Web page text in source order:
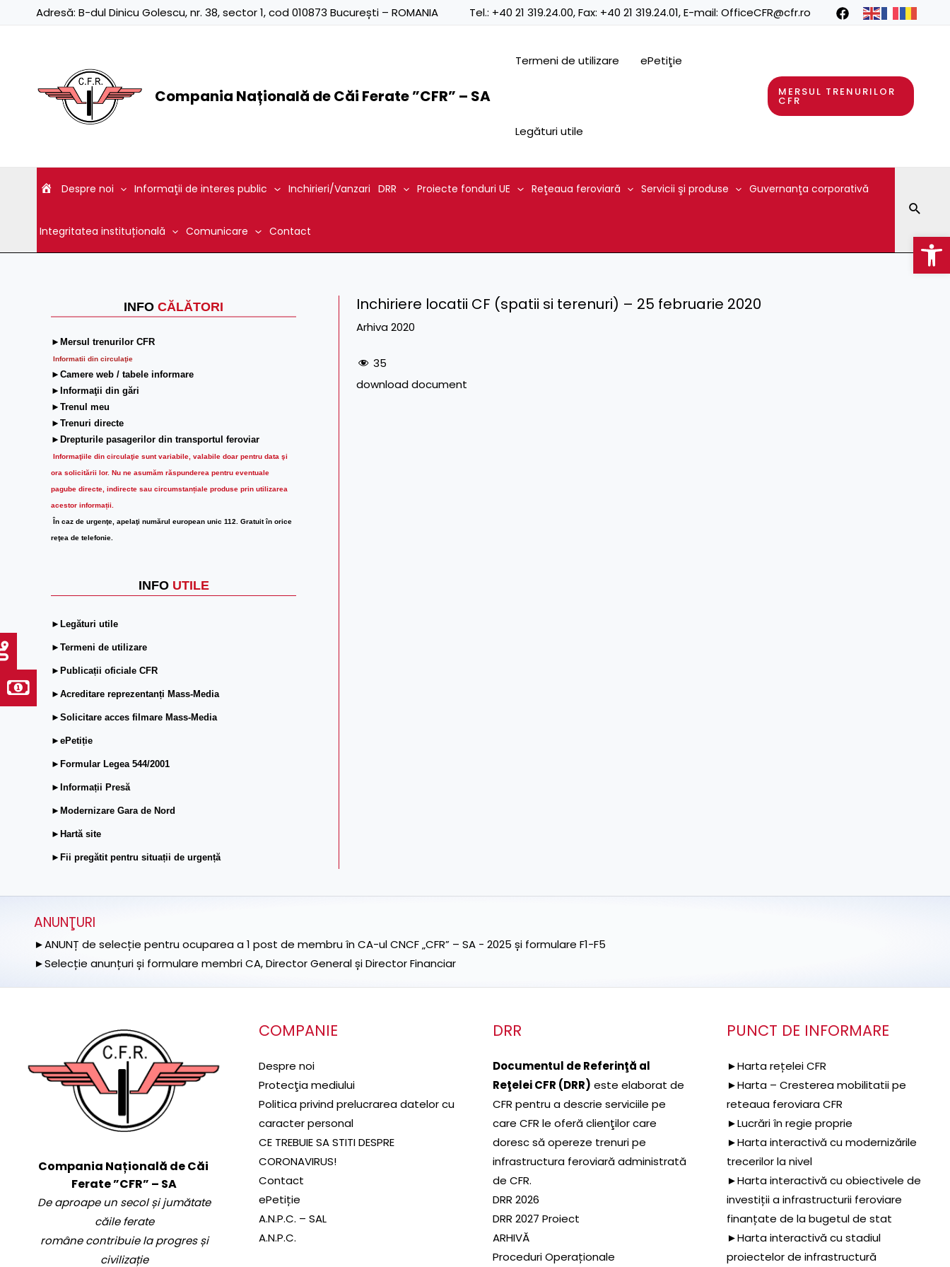
Adresă: B-dul Dinicu Golescu, nr. 38, sector 1, cod 010873 București – ROMANIA Tel.: +40 21 319.24.00, Fax: +40 21 319.24.01, E-mail: OfficeCFR@cfr.ro
Compania Națională de Căi Ferate ”CFR” – SA
Termeni de utilizare ePetiţie
Legături utile
MERSUL TRENURILOR
CFR
Despre noi Informaţii de interes public Inchirieri/Vanzari DRR Proiecte fonduri UE Reţeaua feroviară Servicii şi produse Guvernanţa corporativă
Integritatea instituțională Comunicare Contact
INFO CĂLĂTORI
►Mersul trenurilor CFR
Informatii din circulaţie
►Camere web / tabele informare
►Informaţii din gări
►Trenul meu
►Trenuri directe
►Drepturile pasagerilor din transportul feroviar
Informaţiile din circulaţie sunt variabile, valabile doar pentru data şi
ora solicitării lor. Nu ne asumăm răspunderea pentru eventuale
pagube directe, indirecte sau circumstanțiale produse prin utilizarea
acestor informații.
În caz de urgenţe, apelaţi numărul european unic 112. Gratuit în orice
reţea de telefonie.
INFO UTILE
►Legături utile
►Termeni de utilizare
►Publicații oficiale CFR
►Acreditare reprezentanți Mass-Media
►Solicitare acces filmare Mass-Media
►ePetiție
►Formular Legea 544/2001
►Informații Presă
►Modernizare Gara de Nord
►Hartă site
►Fii pregătit pentru situații de urgență
Inchiriere locatii CF (spatii si terenuri) – 25 februarie 2020
Arhiva 2020
35
download document
ANUNŢURI
►ANUNȚ de selecție pentru ocuparea a 1 post de membru în CA-ul CNCF „CFR” – SA - 2025 și formulare F1-F5
►Selecție anunțuri și formulare membri CA, Director General și Director Financiar
Compania Națională de Căi
Ferate ”CFR” – SA
De aproape un secol și jumătate
căile ferate
române contribuie la progres și
civilizație
COMPANIE
Despre noi
Protecţia mediului
Politica privind prelucrarea datelor cu
caracter personal
CE TREBUIE SA STITI DESPRE
CORONAVIRUS!
Contact
ePetiție
A.N.P.C. – SAL
A.N.P.C.
DRR
Documentul de Referinţă al
Reţelei CFR (DRR) este elaborat de
CFR pentru a descrie serviciile pe
care CFR le oferă clienţilor care
doresc să opereze trenuri pe
infrastructura feroviară administrată
de CFR.
DRR 2026
DRR 2027 Proiect
ARHIVĂ
Proceduri Operaționale
PUNCT DE INFORMARE
►Harta rețelei CFR
►Harta – Cresterea mobilitatii pe
reteaua feroviara CFR
►Lucrări în regie proprie
►Harta interactivă cu modernizările
trecerilor la nivel
►Harta interactivă cu obiectivele de
investiții a infrastructurii feroviare
finanțate de la bugetul de stat
►Harta interactivă cu stadiul
proiectelor de infrastructură